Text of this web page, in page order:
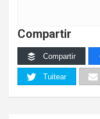
Compartir
Compartir
Tuitear